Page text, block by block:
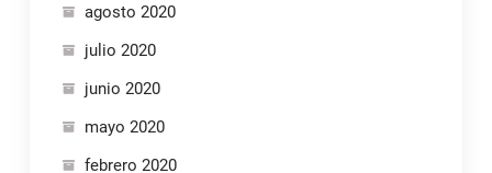
agosto 2020
julio 2020
junio 2020
mayo 2020
febrero 2020